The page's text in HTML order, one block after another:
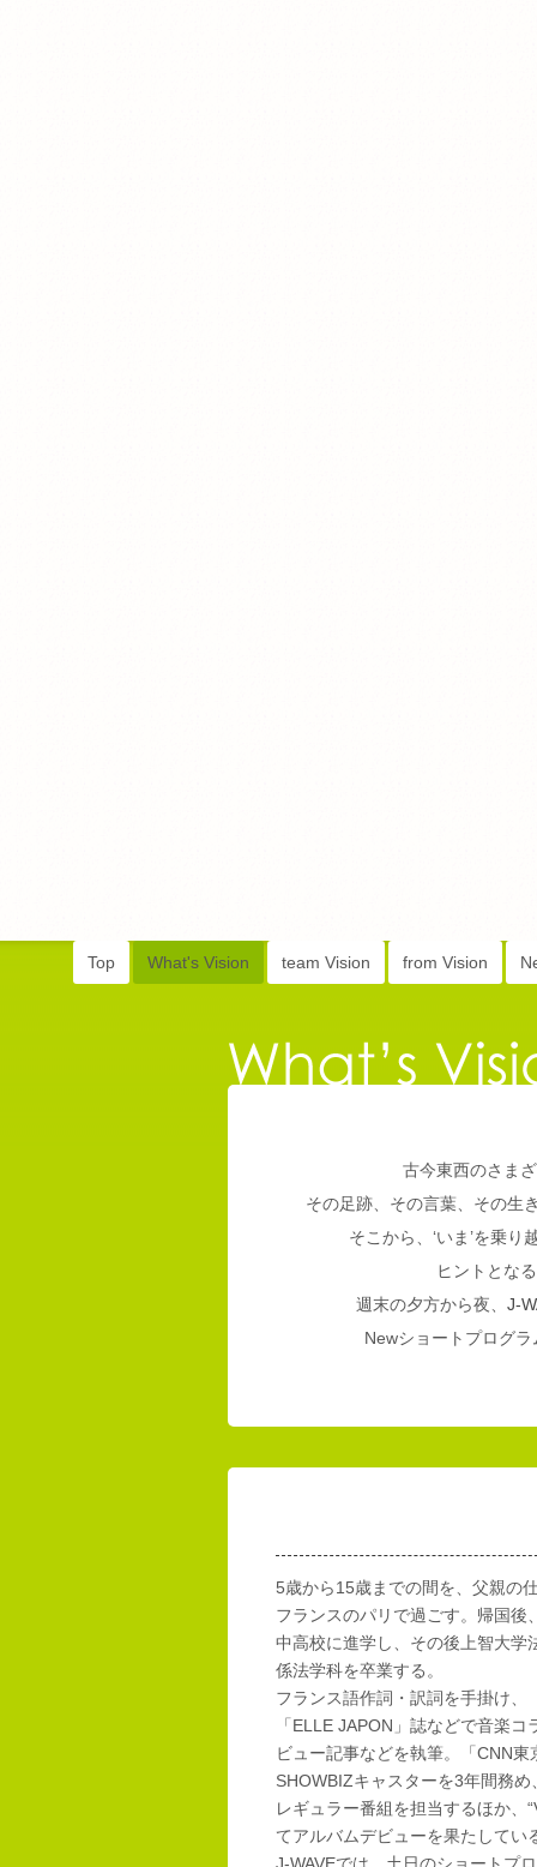
Top What's Vision team Vision from Vision
古今東西のさま
その足跡、その言葉、その生
そこから、‘いま’を乗
ヒントとな
週末の夕方から夜、 J-
Newショートプログ
5歳から15歳までの間を、父親の
フランスのパリで過ごす。帰国後
中高校に進学し、その後上智大学
係法学科を卒業する。
フランス語作詞・訳詞を手掛け、
「ELLE JAPON」誌などで音楽コ
ビュー記事などを執筆。「CNN東
SHOWBIZキャスターを3年間務め
レギュラー番組を担当するほか、
てアルバムデビューを果たしてい